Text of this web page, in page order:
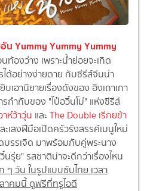
น Yummy Yummy Yummy
ท้องว่าง เพราะน้ำย่อยจะเกิด
ได้อย่างง่ายดาย กับซีรีส์จีนน่า
เอานิยายเรื่องดังของ อิงเถาเกา
ำกับของ "ไป๋อวิ๋นโม่" แห่งซีรีส์
ห์ว้าวุ่น และ The Double เรีกยข้า
ะเลงฝีมือเปิดครัวรังสรรค์เมนูใหม่
บรรเจิด มาพร้อมกับคู่พระนาง
รุ่ย" รสชาติน่าจะดีกว่าเรื่องไหน
วัน ในรูปแบบซับไทย เวลา
าคมนี้ ดูฟรีที่ทรูไอดี